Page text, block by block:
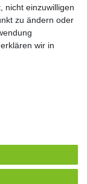
Kontakt
nicht einzuwilligen
zu ändern oder
wir in
vorbehalten. |
und
Kontakt